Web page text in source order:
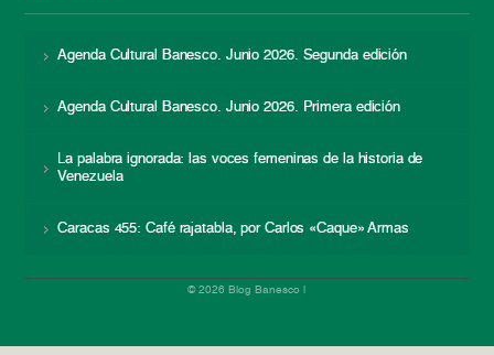
Agenda Cultural Banesco. Junio 2026. Segunda edición
Agenda Cultural Banesco. Junio 2026. Primera edición
La palabra ignorada: las voces femeninas de la historia de
Venezuela
Caracas 455: Café rajatabla, por Carlos «Caque» Armas
© 2026 Blog Banesco |